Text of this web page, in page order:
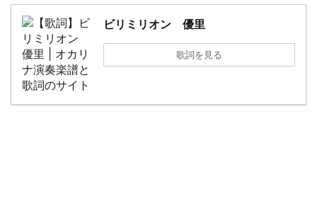
ビリミリオン 優里
歌詞を見る